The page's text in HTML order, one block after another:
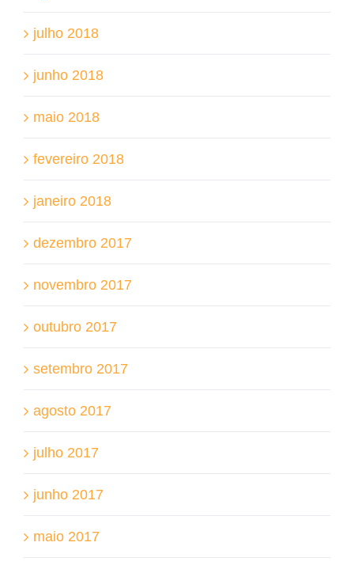
julho 2018
junho 2018
maio 2018
fevereiro 2018
janeiro 2018
dezembro 2017
novembro 2017
outubro 2017
setembro 2017
agosto 2017
julho 2017
junho 2017
maio 2017